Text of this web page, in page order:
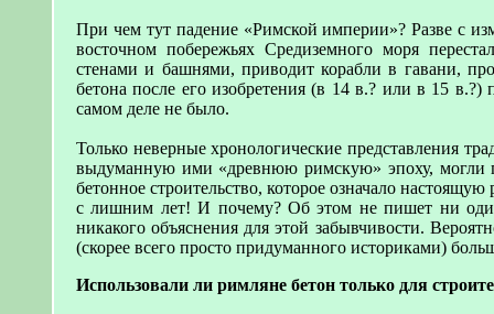
При чем тут падение «Римской империи»? Разве с
восточном побережьях Средиземного моря
стенами и башнями, приводит корабли в гавани,
бетона после его изобретения (в 14 в.? или в 15 в.?)
самом деле не было.
Только неверные хронологические представления
выдуманную ими «древнюю римскую» эпоху, могли
бетонное строительство, которое означало
с лишним лет! И почему? Об этом не пишет ни
никакого объяснения для этой забывчивости.
(скорее всего просто придуманного историками)
Использовали ли римляне бетон только для